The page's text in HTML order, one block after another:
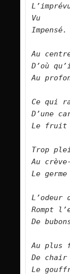
Vu
Impensé.
Au
D’où
Au
Ce qui
D’une
Le fruit
Trop
Au
Le
L’odeur
Rompt
De
Au plus
De
Le